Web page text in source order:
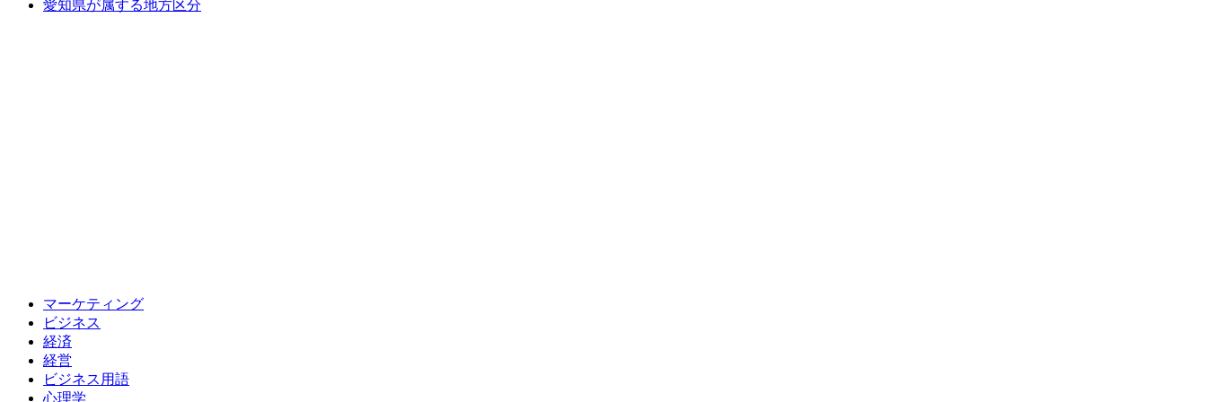
愛知県が属する地方区分
マーケティング
ビジネス
経済
経営
ビジネス用語
心理学